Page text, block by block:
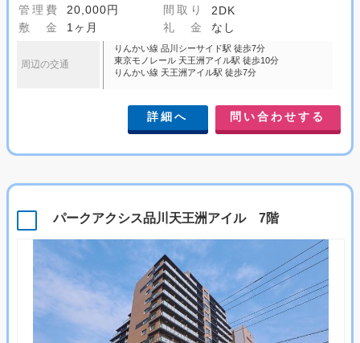
管理費
20,000円 間取り
2DK
敷 金
1ヶ月 礼 金 なし
周辺の交通
りんかい線 品川シーサイド駅 徒歩7分
東京モノレール 天王洲アイル駅 徒歩10分
りんかい線 天王洲アイル駅 徒歩7分
詳細へ 問い合わせする
パークアクシス品川天王洲アイル 7階